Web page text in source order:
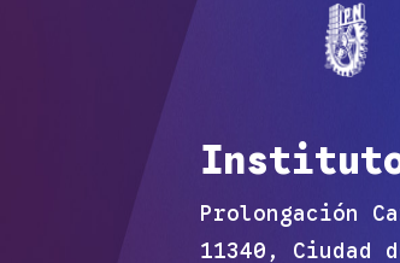
Prolongación
11340, Ciudad